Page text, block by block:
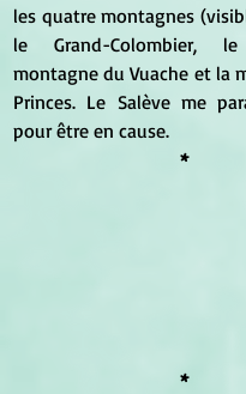
les quatre montagnes
le Grand-Colombier,
montagne du Vuache et la
Princes. Le Salève me
pour être en cause.
*
*